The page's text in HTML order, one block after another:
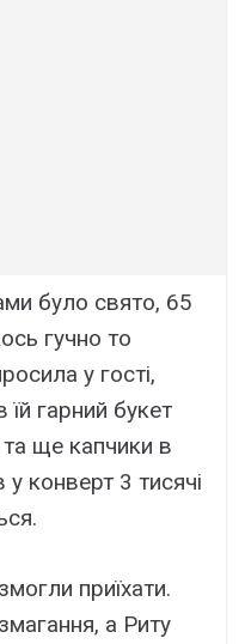
було свято, 65
гучно то
у гості,
гарний букет
ще капчики в
конверт 3 тисячі
приїхати.
а Риту